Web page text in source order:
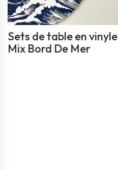
Sets de table en vinyle
Mix Bord De Mer